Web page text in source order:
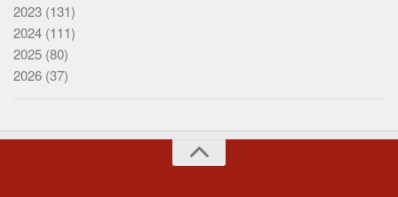
2023 (131)
2024 (111)
2025 (80)
2026 (37)